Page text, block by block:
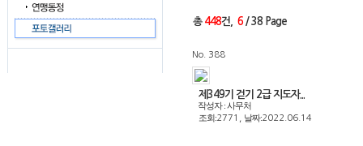
총 448건, 6/ 38 Page
No. 388
제349기 걷기 2급 지도자...
작성자 : 사무처
조회:2771, 날짜:2022.06.14